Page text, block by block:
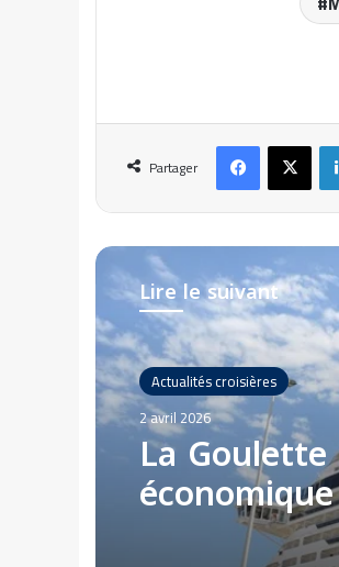
Partager
Lire le suivant
Croisières
26 mars 2026
Costa
en Tunisie